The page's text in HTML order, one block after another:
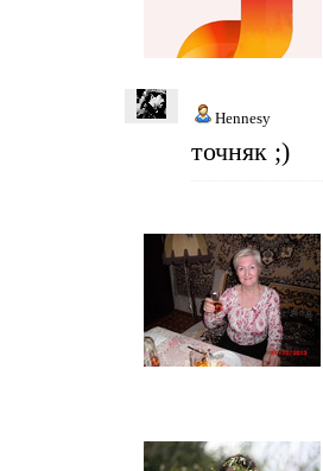
Hennesy
точняк ;)